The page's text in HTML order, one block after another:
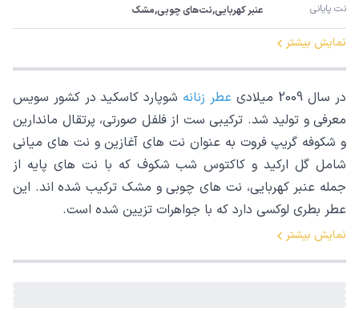
نت پایانی عنبر کهربایی,نت‌های چوبی,مشک
نمایش بیشتر
در سال 2009 میلادی عطر زنانه شوپارد کاسکید در کشور سویس
معرفی و تولید شد. ترکیبی ست از فلفل صورتی، پرتقال ماندارین
و شکوفه گریپ فروت به عنوان نت های آغازین و نت های میانی
شامل گل ارکید و کاکتوس شب شکوف که با نت های پایه از
جمله عنبر کهربایی، نت های چوبی و مشک ترکیب شده اند. این
عطر بطری لوکسی دارد که با جواهرات تزیین شده است.
نمایش بیشتر